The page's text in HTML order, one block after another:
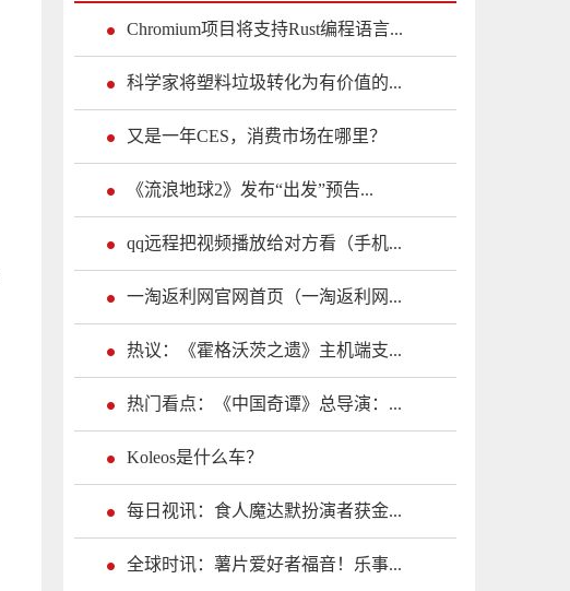
Chromium项目将支持Rust编程语言...
科学家将塑料垃圾转化为有价值的...
又是一年CES，消费市场在哪里？
《流浪地球2》发布“出发”预告...
qq远程把视频播放给对方看（手机...
一淘返利网官网首页（一淘返利网...
热议：《霍格沃茨之遗》主机端支...
热门看点：《中国奇谭》总导演：...
Koleos是什么车？
每日视讯：食人魔达默扮演者获金...
全球时讯：薯片爱好者福音！乐事...